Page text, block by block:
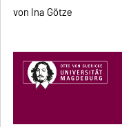
von Ina Götze